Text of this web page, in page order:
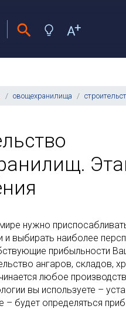
овощехранилища
нужно
и выбирать наиболее
прибыльности
ангаров, складов,
любое
вы используете –
– будет определяться